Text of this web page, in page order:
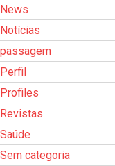
News
Notícias
passagem
Perfil
Profiles
Revistas
Saúde
Sem categoria